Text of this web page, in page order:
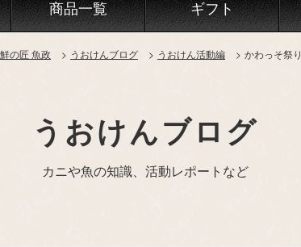
商品一覧 ギフト
の匠 魚政 うおけんブログ うおけん活動編 かわっそ祭り
うおけんブログ
カニや魚の知識、活動レポートなど